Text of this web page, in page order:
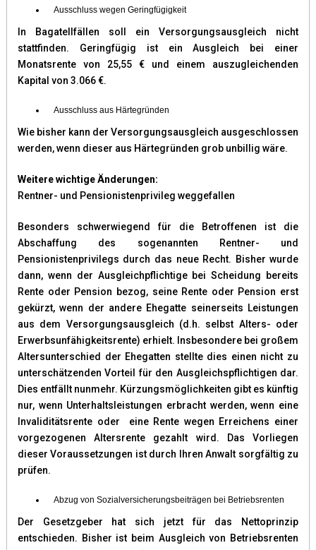
Ausschluss wegen Geringfügigkeit
In Bagatellfällen soll ein Versorgungsausgleich nicht
stattfinden. Geringfügig ist ein Ausgleich bei einer
Monatsrente von 25,55 € und einem auszugleichenden
Kapital von 3.066 €.
Ausschluss aus Härtegründen
Wie bisher kann der Versorgungsausgleich ausgeschlossen
werden, wenn dieser aus Härtegründen grob unbillig wäre.
Weitere wichtige Änderungen:
Rentner- und Pensionistenprivileg weggefallen
Besonders schwerwiegend für die Betroffenen ist die
Abschaffung des sogenannten Rentner- und
Pensionistenprivilegs durch das neue Recht. Bisher wurde
dann, wenn der Ausgleichpflichtige bei Scheidung bereits
Rente oder Pension bezog, seine Rente oder Pension erst
gekürzt, wenn der andere Ehegatte seinerseits Leistungen
aus dem Versorgungsausgleich (d.h. selbst Alters- oder
Erwerbsunfähigkeitsrente) erhielt. Insbesondere bei großem
Altersunterschied der Ehegatten stellte dies einen nicht zu
unterschätzenden Vorteil für den Ausgleichspflichtigen dar.
Dies entfällt nunmehr. Kürzungsmöglichkeiten gibt es künftig
nur, wenn Unterhaltsleistungen erbracht werden, wenn eine
Invaliditätsrente oder eine Rente wegen Erreichens einer
vorgezogenen Altersrente gezahlt wird. Das Vorliegen
dieser Voraussetzungen ist durch Ihren Anwalt sorgfältig zu
prüfen.
Abzug von Sozialversicherungsbeiträgen bei Betriebsrenten
Der Gesetzgeber hat sich jetzt für das Nettoprinzip
entschieden. Bisher ist beim Ausgleich von Betriebsrenten